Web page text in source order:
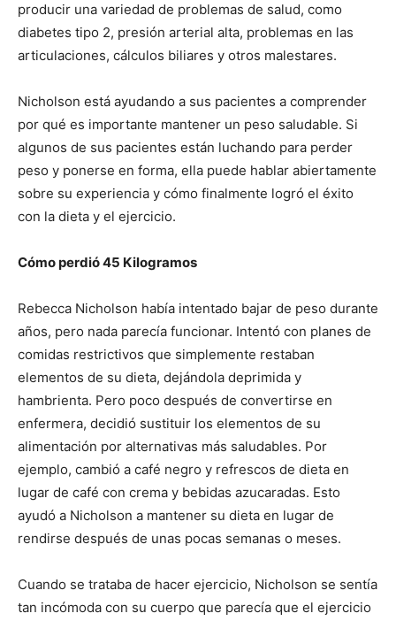
producir una variedad de problemas de salud, como
diabetes tipo 2, presión arterial alta, problemas en las
articulaciones, cálculos biliares y otros malestares.
Nicholson está ayudando a sus pacientes a comprender
por qué es importante mantener un peso saludable. Si
algunos de sus pacientes están luchando para perder
peso y ponerse en forma, ella puede hablar abiertamente
sobre su experiencia y cómo finalmente logró el éxito
con la dieta y el ejercicio.
Cómo perdió 45 Kilogramos
Rebecca Nicholson había intentado bajar de peso durante
años, pero nada parecía funcionar. Intentó con planes de
comidas restrictivos que simplemente restaban
elementos de su dieta, dejándola deprimida y
hambrienta. Pero poco después de convertirse en
enfermera, decidió sustituir los elementos de su
alimentación por alternativas más saludables. Por
ejemplo, cambió a café negro y refrescos de dieta en
lugar de café con crema y bebidas azucaradas. Esto
ayudó a Nicholson a mantener su dieta en lugar de
rendirse después de unas pocas semanas o meses.
Cuando se trataba de hacer ejercicio, Nicholson se sentía
tan incómoda con su cuerpo que parecía que el ejercicio